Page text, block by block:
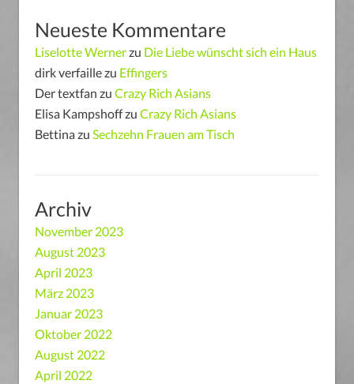
Neueste Kommentare
Liselotte Wernerzu Die Liebe wünscht sich ein Haus
dirk verfaillezu Effingers
Der textfan zu Crazy Rich Asians
Elisa Kampshoffzu Crazy Rich Asians
Bettinazu Sechzehn Frauen am Tisch
Archiv
November 2023
August 2023
April 2023
März 2023
Januar 2023
Oktober 2022
August 2022
April 2022